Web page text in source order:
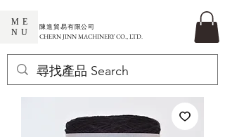
ME
NU
​陳進貿易有限公司
CHERN JINN MACHINERY CO., LTD.